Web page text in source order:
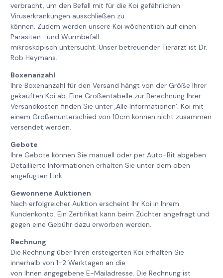
verbracht, um den Befall mit für die Koi gefährlichen
Viruserkrankungen ausschließen zu
können. Zudem werden unsere Koi wöchentlich auf einen
Parasiten- und Wurmbefall
mikroskopisch untersucht. Unser betreuender Tierarzt ist Dr.
Rob Heymans.
Boxenanzahl
Ihre Boxenanzahl für den Versand hängt von der Größe Ihrer
gekauften Koi ab. Eine Größentabelle zur Berechnung Ihrer
Versandkosten finden Sie unter ‚Alle Informationen‘. Koi mit
einem Größenunterschied von 10cm können nicht zusammen
versendet werden.
Gebote
Ihre Gebote können Sie manuell oder per Auto-Bit abgeben.
Detaillierte Informationen erhalten Sie unter dem oben
angefügten Link.
Gewonnene Auktionen
Nach erfolgreicher Auktion erscheint Ihr Koi in Ihrem
Kundenkonto. Ein Zertifikat kann beim Züchter angefragt und
gegen eine Gebühr dazu erworben werden.
Rechnung
Die Rechnung über Ihren ersteigerten Koi erhalten Sie
innerhalb von 1-2 Werktagen an die
von Ihnen angegebene E-Mailadresse. Die Rechnung ist